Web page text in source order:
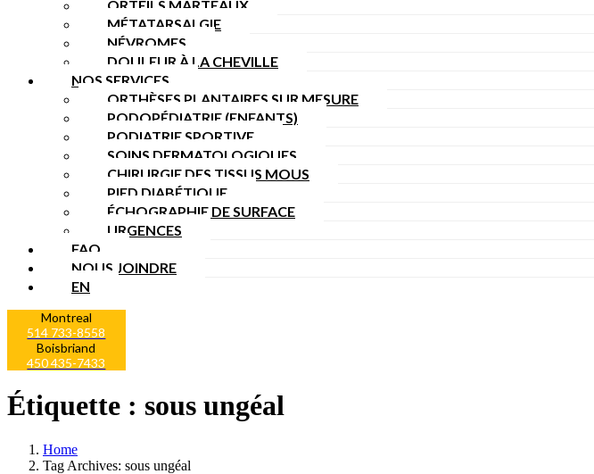
ORTEILS MARTEAUX
MÉTATARSALGIE
NÉVROMES
DOULEUR À LA CHEVILLE
NOS SERVICES
ORTHÈSES PLANTAIRES SUR MESURE
PODOPÉDIATRIE (ENFANTS)
PODIATRIE SPORTIVE
SOINS DERMATOLOGIQUES
CHIRURGIE DES TISSUS MOUS
PIED DIABÉTIQUE
ÉCHOGRAPHIE DE SURFACE
URGENCES
FAQ
NOUS JOINDRE
EN
Montreal
514 733-8558
Boisbriand
450 435-7433
Étiquette : sous ungéal
Home
Tag Archives: sous ungéal